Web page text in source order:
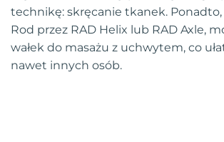
technikę: skręcanie tkanek. Ponadto,
Rod przez RAD Helix lub RAD Axle,
wałek do masażu z uchwytem, co
nawet innych osób.